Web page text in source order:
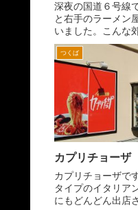
深夜の国道６号線
と右手のラーメン
いました。こんな
間になんで混んで
岡、かすみがうら
名な「ラーメン
現在は「がんこ
つくば
カプリチョー
カプリチョーザで
タイプのイタリア
にもどんどん出店